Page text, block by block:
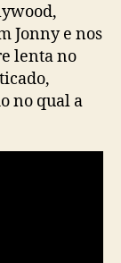
Jonny e nos
lenta no
no qual a